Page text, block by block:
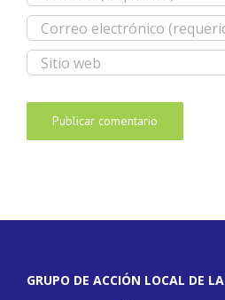
GRUPO DE ACCIÓN LOCAL DE LA